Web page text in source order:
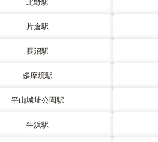
片倉駅
長沼駅
多摩境駅
平山城址公園駅
牛浜駅